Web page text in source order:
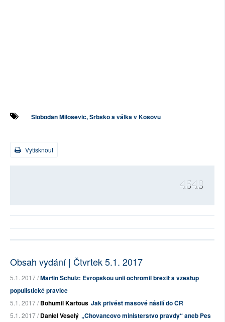
Slobodan Miloševič, Srbsko a válka v Kosovu
Vytisknout
4649
Obsah vydání | Čtvrtek 5.1. 2017
5.1. 2017 /Martin Schulz: Evropskou unii ochromil brexit a vzestup
populistické pravice
5.1. 2017 /Bohumil Kartous Jak přivést masové násilí do ČR
5.1. 2017 /Daniel Veselý „Chovancovo ministerstvo pravdy“ aneb Pes